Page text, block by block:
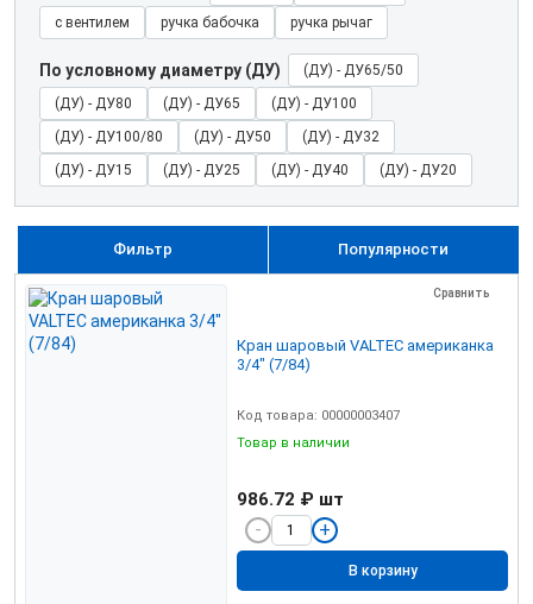
с вентилем
ручка бабочка ручка рычаг
По условному диаметру (ДУ)
(ДУ) - ДУ65/50
(ДУ) - ДУ80
(ДУ) - ДУ65
(ДУ) - ДУ100
(ДУ) - ДУ100/80
(ДУ) - ДУ50
(ДУ) - ДУ32
(ДУ) - ДУ15
(ДУ) - ДУ25 (ДУ) - ДУ40 (ДУ) - ДУ20
Популярности
Фильтр
Сравнить
Кран шаровый VALTEC американка
3/4" (7/84)
Код товара: 00000003407
Товар в наличии
986.72 ₽ шт
В корзину